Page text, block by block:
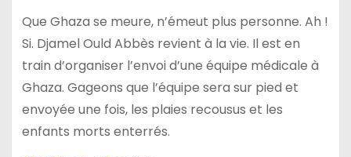
Que Ghaza se meure, n’émeut plus personne. Ah !
Si. Djamel Ould Abbès revient à la vie. Il est en
train d’organiser l’envoi d’une équipe médicale à
Ghaza. Gageons que l’équipe sera sur pied et
envoyée une fois, les plaies recousus et les
enfants morts enterrés.